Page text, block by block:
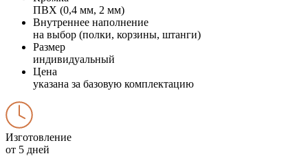
ПВХ (0,4 мм, 2 мм)
Внутреннее наполнение
на выбор (полки, корзины, штанги)
Размер
индивидуальный
Цена
указана за базовую комплектацию
Изготовление
от 5 дней